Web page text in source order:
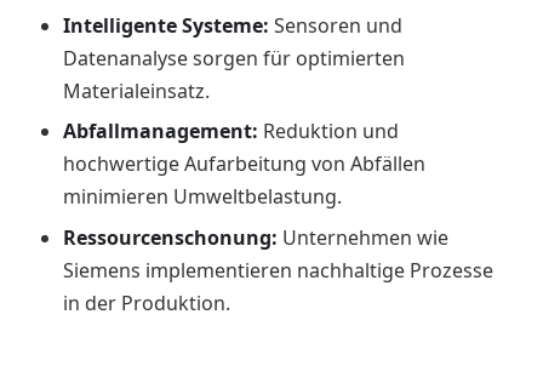
Intelligente Systeme: Sensoren und
Datenanalyse sorgen für optimierten
Materialeinsatz.
Abfallmanagement: Reduktion und
hochwertige Aufarbeitung von Abfällen
minimieren Umweltbelastung.
Ressourcenschonung: Unternehmen wie
Siemens implementieren nachhaltige Prozesse
in der Produktion.